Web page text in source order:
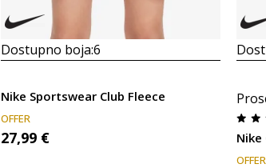
Dostupno boja:6
Nike Sportswear Club Fleece
OFFER
27,99 € Nike
OFFER